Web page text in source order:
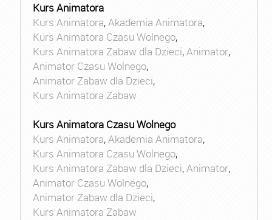
Kurs Animatora
Kurs Animatora,Akademia Animatora,
Kurs Animatora Czasu Wolnego,
Kurs Animatora Zabaw dla Dzieci,Animator,
Animator Czasu Wolnego,
Animator Zabaw dla Dzieci,
Kurs Animatora Zabaw
Kurs Animatora Czasu Wolnego
Kurs Animatora,Akademia Animatora,
Kurs Animatora Czasu Wolnego,
Kurs Animatora Zabaw dla Dzieci,Animator,
Animator Czasu Wolnego,
Animator Zabaw dla Dzieci,
Kurs Animatora Zabaw